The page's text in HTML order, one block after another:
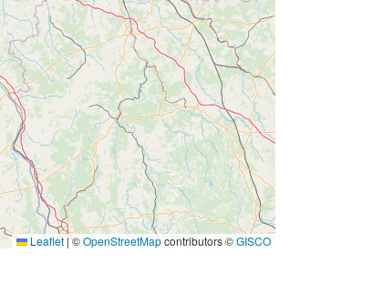
Leaflet | ©OpenStreetMapcontributors ©GISCO
Riżorsa:
http://inspire.ec.europa.eu/metadata-
codelist/SpatialDataServiceType/vie
w